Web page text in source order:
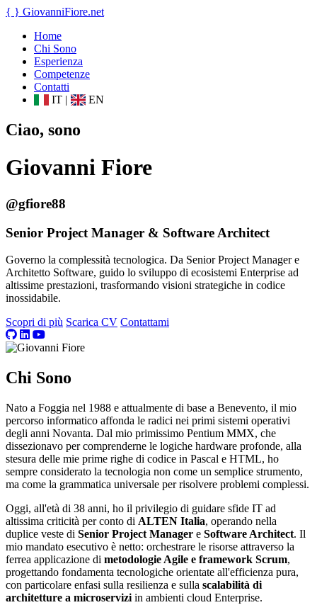
{ } GiovanniFiore.net
Home
Chi Sono
Esperienza
Competenze
Contatti
IT | EN
Ciao, sono
Giovanni Fiore
@gfiore88
Senior Project Manager & Software Architect
Governo la complessità tecnologica. Da Senior Project Manager e
Architetto Software, guido lo sviluppo di ecosistemi Enterprise ad
altissime prestazioni, trasformando visioni strategiche in codice
inossidabile.
Scopri di più Scarica CV Contattami
Chi Sono
Nato a Foggia nel 1988 e attualmente di base a Benevento, il mio
percorso informatico affonda le radici nei primi sistemi operativi
degli anni Novanta. Dal mio primissimo Pentium MMX, che
dissezionavo per comprenderne le logiche hardware profonde, alla
stesura delle mie prime righe di codice in Pascal e HTML, ho
sempre considerato la tecnologia non come un semplice strumento,
ma come la grammatica universale per risolvere problemi complessi.
Oggi, all'età di 38 anni, ho il privilegio di guidare sfide IT ad
altissima criticità per conto di ALTEN Italia, operando nella
duplice veste di Senior Project Manager e Software Architect. Il
mio mandato esecutivo è netto: orchestrare le risorse attraverso la
ferrea applicazione di metodologie Agile e framework Scrum,
progettando fondamenta tecnologiche orientate all'efficienza pura,
con particolare enfasi sulla resilienza e sulla scalabilità di
architetture a microservizi in ambienti cloud Enterprise.